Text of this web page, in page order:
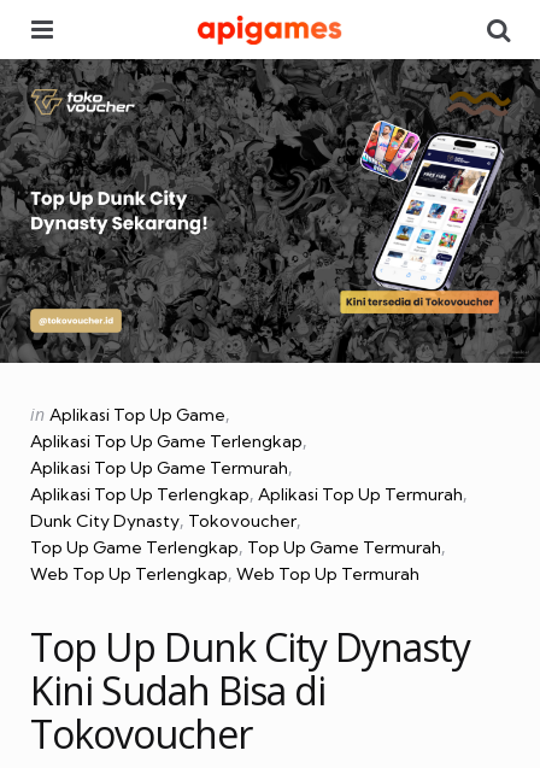
Categories
Posted
in
in Aplikasi Top Up Game
Aplikasi Top Up Game Terlengkap
Aplikasi Top Up Game Termurah
Aplikasi Top Up Terlengkap Aplikasi Top Up Termurah
Dunk City Dynasty Tokovoucher
Top Up Game Terlengkap Top Up Game Termurah
Web Top Up Terlengkap Web Top Up Termurah
Top Up Dunk City Dynasty
Kini Sudah Bisa di
Tokovoucher